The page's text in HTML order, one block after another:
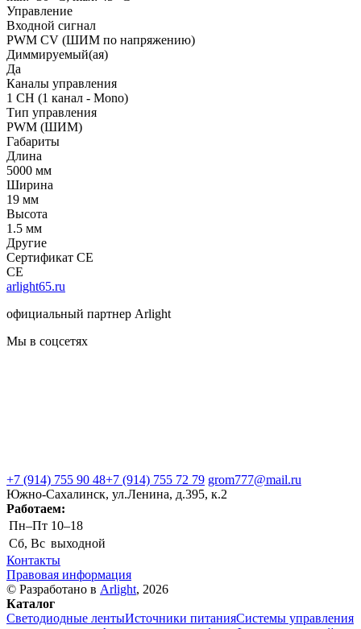
Управление
Входной сигнал
PWM СV (ШИМ по напряжению)
Диммируемый(ая)
Да
Каналы управления
1 CH (1 канал - Mono)
Тип управления
PWM (ШИМ)
Габариты
Длина
5000 мм
Ширина
19 мм
Высота
1.5 мм
Другие
Сертификат CE
CE
arlight65.ru
официальный партнер Arlight
Мы в соцсетях
+7 (914) 755 90 48+7 (914) 755 72 79 grom777@mail.ru
Южно-Сахалинск, ул.Ленина, д.395, к.2
Работаем:
Пн–Пт 10–18
Сб, Вс выходной
Контакты
Правовая информация
© Разработано в Arlight, 2026
Каталог
Светодиодные лентыИсточники питанияСистемы управления